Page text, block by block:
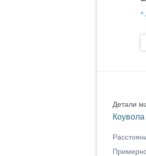
+
Детали